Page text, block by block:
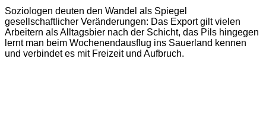
Soziologen deuten den Wandel als Spiegel
gesellschaftlicher Veränderungen: Das Export gilt vielen
Arbeitern als Alltagsbier nach der Schicht, das Pils hingegen
lernt man beim Wochenendausflug ins Sauerland kennen
und verbindet es mit Freizeit und Aufbruch.